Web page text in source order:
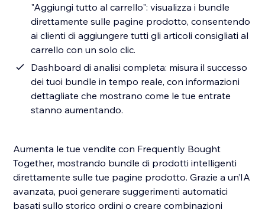
"Aggiungi tutto al carrello": visualizza i bundle
direttamente sulle pagine prodotto, consentendo
ai clienti di aggiungere tutti gli articoli consigliati al
carrello con un solo clic.
Dashboard di analisi completa: misura il successo
dei tuoi bundle in tempo reale, con informazioni
dettagliate che mostrano come le tue entrate
stanno aumentando.
Aumenta le tue vendite con Frequently Bought
Together, mostrando bundle di prodotti intelligenti
direttamente sulle tue pagine prodotto. Grazie a un’IA
avanzata, puoi generare suggerimenti automatici
basati sullo storico ordini o creare combinazioni